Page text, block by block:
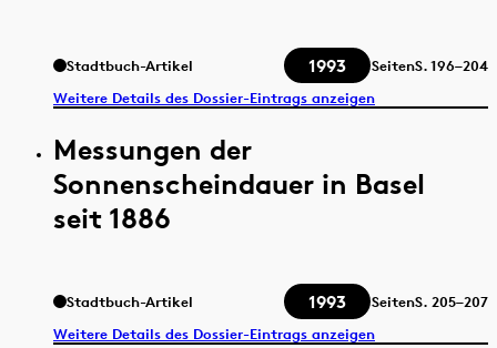
Stadtbuch-Artikel 1993 SeitenS.196–204
Weitere Details des Dossier-Eintrags anzeigen
Messungen der
Sonnenscheindauer in Basel
seit 1886
Stadtbuch-Artikel 1993 SeitenS. 205–207
Weitere Details des Dossier-Eintrags anzeigen